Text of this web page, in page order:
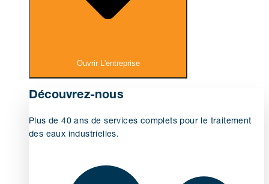
Ouvrir L'entreprise
Découvrez-nous
Plus de 40 ans de services complets pour le traitement
des eaux industrielles.